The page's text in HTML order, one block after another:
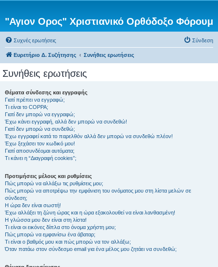
"Αγιον Ορος" Χριστιανικό Ορθόδοξο Φόρουμ
Συχνές ερωτήσεις Σύνδεση
Ευρετήριο Δ. Συζήτησης Συνήθεις ερωτήσεις
Συνήθεις ερωτήσεις
Θέματα σύνδεσης και εγγραφής
Γιατί πρέπει να εγγραφώ;
Τι είναι το COPPA;
Γιατί δεν μπορώ να εγγραφώ;
Έχω κάνει εγγραφή, αλλά δεν μπορώ να συνδεθώ!
Γιατί δεν μπορώ να συνδεθώ;
Έχω εγγραφεί κατά το παρελθόν αλλά δεν μπορώ να συνδεθώ πλέον!
Έχω ξεχάσει τον κωδικό μου!
Γιατί αποσυνδέομαι αυτόματα;
Τι κάνει η “Διαγραφή cookies”;
Προτιμήσεις μέλους και ρυθμίσεις
Πώς μπορώ να αλλάξω τις ρυθμίσεις μου;
Πώς μπορώ να αποτρέψω την εμφάνιση του ονόματος μου στη λίστα μελών σε
σύνδεση;
Η ώρα δεν είναι σωστή!
Έχω αλλάξει τη ζώνη ώρας και η ώρα εξακολουθεί να είναι λανθασμένη!
Η γλώσσα μου δεν είναι στη λίστα!
Τι είναι οι εικόνες δίπλα στο όνομα χρήστη μου;
Πώς μπορώ να εμφανίσω ένα άβαταρ;
Τι είναι ο βαθμός μου και πώς μπορώ να τον αλλάξω;
Όταν πατάω στον σύνδεσμο email για ένα μέλος μου ζητάει να συνδεθώ;